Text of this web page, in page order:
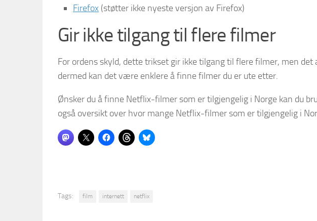
Firefox (støtter ikke nyeste versjon av Firefox)
Gir ikke tilgang til flere filmer
For ordens skyld, dette trikset gir ikke tilgang til flere filmer, men
dermed kan det være enklere å finne filmer du er ute etter.
Ønsker du å finne Netflix-filmer som er tilgjengelig i Norge kan du
også oversikt over hvor mange Netflix-filmer som er tilgjengelig i
Tags: film internett netflix